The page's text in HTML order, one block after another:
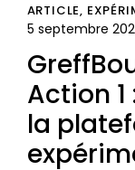
ARTICLE,
5 septembre
Action
la